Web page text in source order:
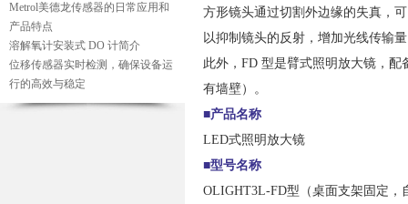
Metrol美德龙传感器的日常应用和
产品特点
溶解氧计安装式 DO 计简介
位移传感器实时检测，确保设备运
行的高效与稳定
方形镜头通过切割外边缘的失真，
以抑制镜头的反射，增加光线传输
此外，FD 型是臂式照明放大镜，
有墙壁）。
■产品名称
LED式照明放大镜
■型号名称
OLIGHT3L-FD型（桌面支架固定，